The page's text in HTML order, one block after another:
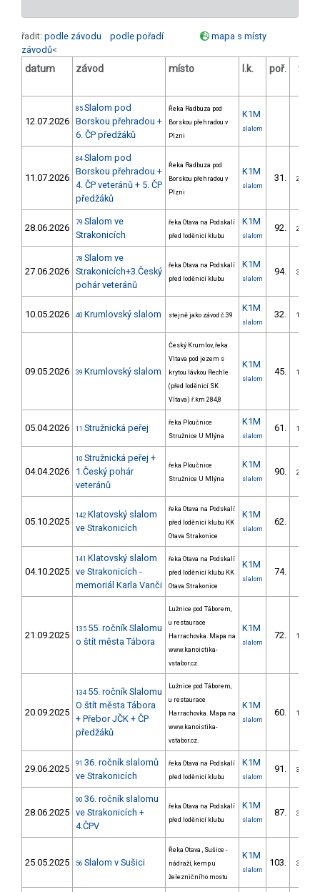
řadit: podle závodu podle pořadí
mapa s místy
závodů<
datum závod místo l.k. poř. v.k.
12.07.2026
85 Slalom pod
Borskou přehradou +
6. ČP předžáků
Řeka Radbuza pod
Borskou přehradou v
Plzni
K1M
slalom
11.07.2026
84 Slalom pod
Borskou přehradou +
4. ČP veteránů + 5. ČP
předžáků
Řeka Radbuza pod
Borskou přehradou v
Plzni
K1M
slalom
31. 2/SV
28.06.2026 79 Slalom ve
Strakonicích
řeka Otava na Podskalí
před loděnicí klubu
K1M
slalom
92. 2/SV
27.06.2026
78 Slalom ve
Strakonicích+3.Český
pohár veteránů
řeka Otava na Podskalí
před loděnicí klubu
K1M
slalom
94. 3/SV
10.05.2026 40 Krumlovský slalom stejně jako závod č.39
K1M
slalom
32. 1/SV
09.05.2026 39 Krumlovský slalom
Český Krumlov, řeka
Vltava pod jezem s
krytou lávkou Rechle
(před loděnicí SK
Vltava) ř.km 284,8
K1M
slalom
45. 1/SV
05.04.2026 11 Stružnická peřej
řeka Ploučnice
Stružnice U Mlýna
K1M
slalom
61. 1/SV
04.04.2026
10 Stružnická peřej +
1.Český pohár
veteránů
řeka Ploučnice
Stružnice U Mlýna
K1M
slalom
90. 2/SV
05.10.2025
142 Klatovský slalom
ve Strakonicích
řeka Otava na Podskalí
před loděnicí klubu KK
Otava Strakonice
K1M
slalom
62.
04.10.2025
141 Klatovský slalom
ve Strakonicích -
memoriál Karla Vanči
řeka Otava na Podskalí
před loděnicí klubu KK
Otava Strakonice
K1M
slalom
74.
21.09.2025
135 55. ročník Slalomu
o štít města Tábora
Lužnice pod Táborem,
u restaurace
Harrachovka. Mapa na
www.kanoistika-
vstabor.cz.
K1M
slalom
72. 1/SV
20.09.2025
134 55. ročník Slalomu
O štít města Tábora
+ Přebor JČK + ČP
předžáků
Lužnice pod Táborem,
u restaurace
Harrachovka. Mapa na
www.kanoistika-
vstabor.cz.
K1M
slalom
60. 1/SV
29.06.2025 91 36. ročník slalomů
ve Strakonicích
řeka Otava na Podskalí
před loděnicí klubu
K1M
slalom
91. 3/SV
28.06.2025
90 36. ročník slalomu
ve Strakonicích +
4.ČPV
řeka Otava na Podskalí
před loděnicí klubu
K1M
slalom
87. 3/SV
25.05.2025 56 Slalom v Sušici
Řeka Otava , Sušice -
nádraží, kemp u
železničního mostu
K1M
slalom
103. 3/SV